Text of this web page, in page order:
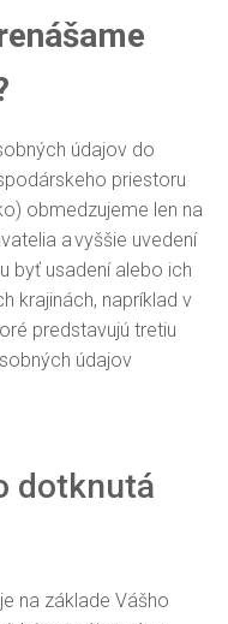
údajov do
priestoru
obmedzujeme len na
a vyššie uvedení
byť usadení alebo ich
krajinách, napríklad v
predstavujú tretiu
údajov
dotknutá
na základe Vášho